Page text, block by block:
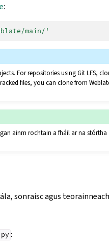
:
main/'
For repositories using Git LFS,
files, you can clone from
ainm rochtain a fháil ar na
sonraisc agus
: